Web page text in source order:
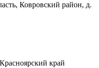
Ковровский район, д.
край